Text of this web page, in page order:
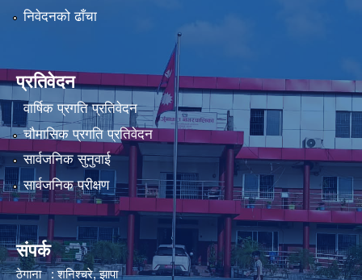
निवेदनको ढाँचा
प्रतिवेदन
वार्षिक प्रगति प्रतिवेदन
चौमासिक प्रगति प्रतिवेदन
सार्वजनिक सुनुवाई
सार्वजनिक परीक्षण
संपर्क
ठेगाना : शनिश्चरे, झापा